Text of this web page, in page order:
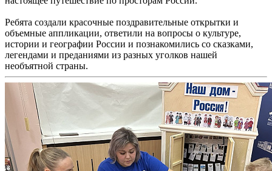
Ребята создали красочные поздравительные открытки и
объемные аппликации, ответили на вопросы о культуре,
истории и географии России и познакомились со сказками,
легендами и преданиями из разных уголков нашей
необъятной страны.